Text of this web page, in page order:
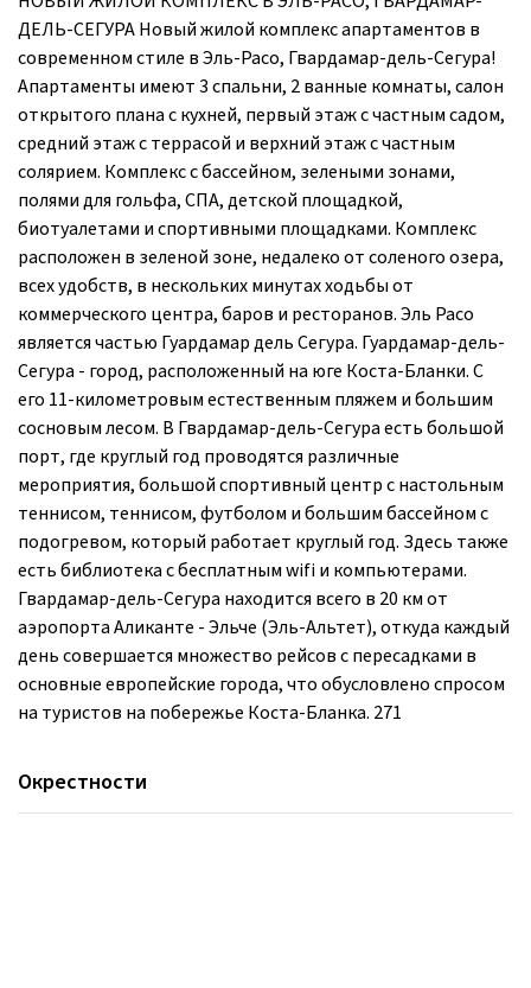
ДЕЛЬ-СЕГУРА Новый жилой комплекс апартаментов в
современном стиле в Эль-Расо, Гвардамар-дель-Сегура!
Апартаменты имеют 3 спальни, 2 ванные комнаты, салон
открытого плана с кухней, первый этаж с частным садом,
средний этаж с террасой и верхний этаж с частным
солярием. Комплекс с бассейном, зелеными зонами,
полями для гольфа, СПА, детской площадкой,
биотуалетами и спортивными площадками. Комплекс
расположен в зеленой зоне, недалеко от соленого озера,
всех удобств, в нескольких минутах ходьбы от
коммерческого центра, баров и ресторанов. Эль Расо
является частью Гуардамар дель Сегура. Гуардамар-дель-
Сегура - город, расположенный на юге Коста-Бланки. С
его 11-километровым естественным пляжем и большим
сосновым лесом. В Гвардамар-дель-Сегура есть большой
порт, где круглый год проводятся различные
мероприятия, большой спортивный центр с настольным
теннисом, теннисом, футболом и большим бассейном с
подогревом, который работает круглый год. Здесь также
есть библиотека с бесплатным wifi и компьютерами.
Гвардамар-дель-Сегура находится всего в 20 км от
аэропорта Аликанте - Эльче (Эль-Альтет), откуда каждый
день совершается множество рейсов с пересадками в
основные европейские города, что обусловлено спросом
на туристов на побережье Коста-Бланка. 271
Окрестности